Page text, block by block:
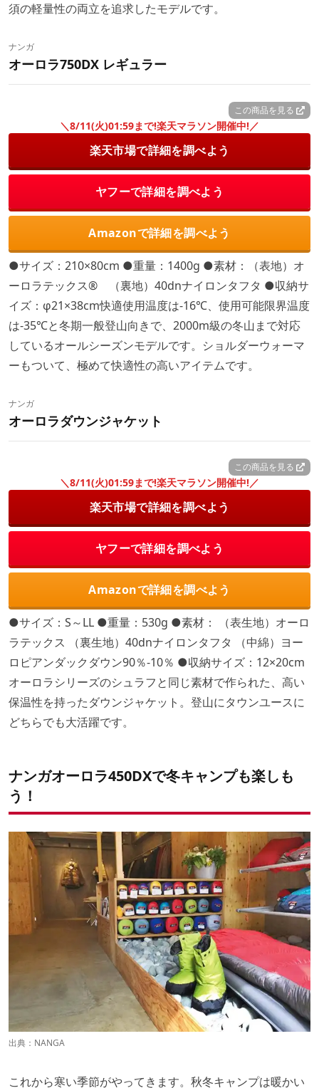
須の軽量性の両立を追求したモデルです。
ナンガ
オーロラ750DX レギュラー
この商品を見る
＼8/11(火)01:59まで!楽天マラソン開催中!／
楽天市場で詳細を調べよう
ヤフーで詳細を調べよう
Amazonで詳細を調べよう
●サイズ：210×80cm ●重量：1400g ●素材：（表地）オ
ーロラテックス® （裏地）40dnナイロンタフタ ●収納サ
イズ：φ21×38cm快適使用温度は-16℃、使用可能限界温度
は-35℃と冬期一般登山向きで、2000m級の冬山まで対応
しているオールシーズンモデルです。ショルダーウォーマ
ーもついて、極めて快適性の高いアイテムです。
ナンガ
オーロラダウンジャケット
この商品を見る
＼8/11(火)01:59まで!楽天マラソン開催中!／
楽天市場で詳細を調べよう
ヤフーで詳細を調べよう
Amazonで詳細を調べよう
●サイズ：S～LL ●重量：530g ●素材： （表生地）オーロ
ラテックス （裏生地）40dnナイロンタフタ （中綿）ヨー
ロピアンダックダウン90％-10％ ●収納サイズ：12×20cm
オーロラシリーズのシュラフと同じ素材で作られた、高い
保温性を持ったダウンジャケット。登山にタウンユースに
どちらでも大活躍です。
ナンガオーロラ450DXで冬キャンプも楽しも
う！
出典： NANGA
これから寒い季節がやってきます。秋冬キャンプは暖かい